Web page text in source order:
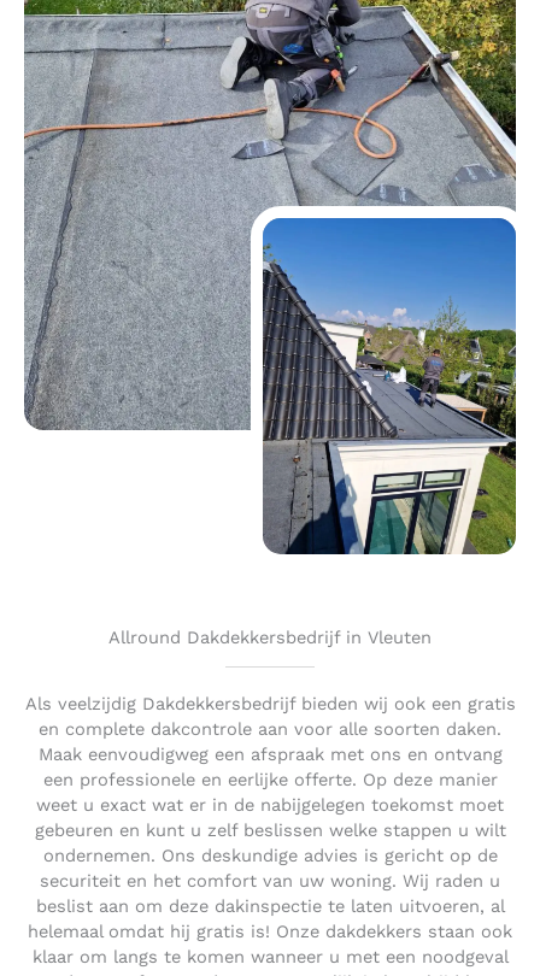
Allround Dakdekkersbedrijf in Vleuten
Als veelzijdig Dakdekkersbedrijf bieden wij ook een gratis
en complete dakcontrole aan voor alle soorten daken.
Maak eenvoudigweg een afspraak met ons en ontvang
een professionele en eerlijke offerte. Op deze manier
weet u exact wat er in de nabijgelegen toekomst moet
gebeuren en kunt u zelf beslissen welke stappen u wilt
ondernemen. Ons deskundige advies is gericht op de
securiteit en het comfort van uw woning. Wij raden u
beslist aan om deze dakinspectie te laten uitvoeren, al
helemaal omdat hij gratis is! Onze dakdekkers staan ook
klaar om langs te komen wanneer u met een noodgeval